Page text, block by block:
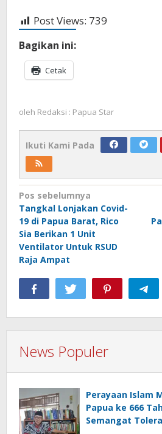
Post Views: 739
Bagikan ini:
Cetak
oleh Redaksi : Papua Star
Ikuti Kami Pada
Navigasi
pos
Pos sebelumnya
Tangkal Lonjakan Covid-
19 di Papua Barat, Rico
Sia Berikan 1 Unit
Ventilator Untuk RSUD
Raja Ampat
News Populer
Perayaan Islam
Papua ke 666
Semangat